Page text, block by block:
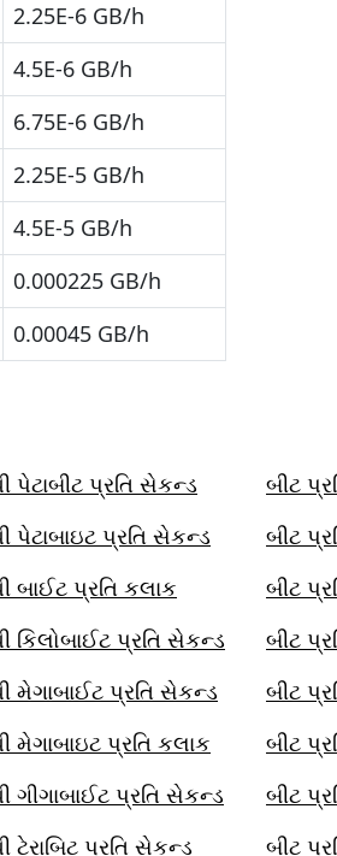
2.25E-6 GB/h
4.5E-6 GB/h
6.75E-6 GB/h
2.25E-5 GB/h
4.5E-5 GB/h
0.000225 GB/h
0.00045 GB/h
પેટાબીટ પ્રતિ સેકન્ડ
બીટ
પેટાબાઇટ પ્રતિ સેકન્ડ
બીટ
બાઈટ પ્રતિ કલાક
બીટ
કિલોબાઈટ પ્રતિ સેકન્ડ
બીટ
મેગાબાઈટ પ્રતિ સેકન્ડ
બીટ
મેગાબાઇટ પ્રતિ કલાક
બીટ
ગીગાબાઈટ પ્રતિ સેકન્ડ
બીટ
ટેરાબિટ પ્રતિ સેકન્ડ
બીટ